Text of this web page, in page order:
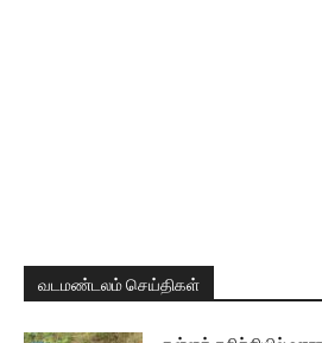
வடமண்டலம் செய்திகள்